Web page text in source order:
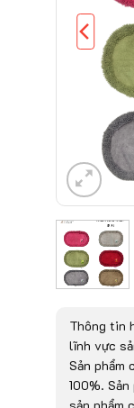
Thông tin
lĩnh vực
Sản phẩm
100%.